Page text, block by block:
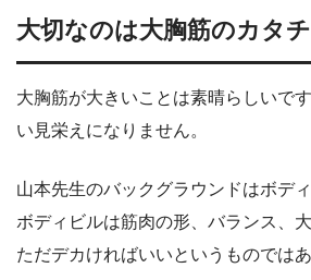
大切なのは大胸筋のカタチ
大胸筋が大きいことは素晴らしいで
い見栄えになりません。
山本先生のバックグラウンドはボディ
ボディビルは筋肉の形、バランス、
ただデカければいいというものではあ